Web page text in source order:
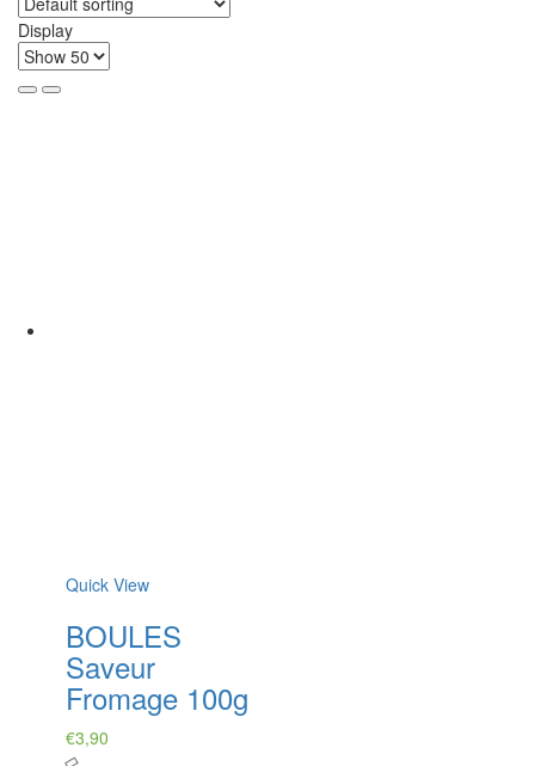
Display
Quick View
BOULES
Saveur
Fromage 100g
€3,90